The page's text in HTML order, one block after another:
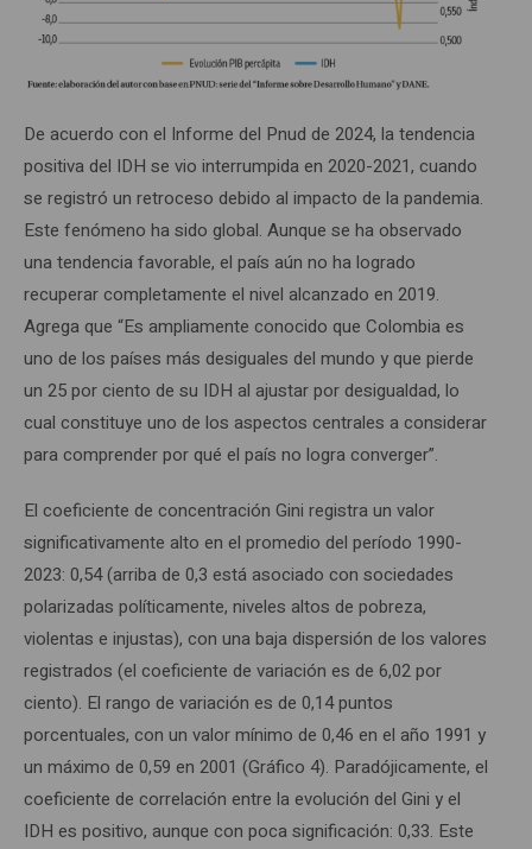
De acuerdo con el Informe del Pnud de 2024, la tendencia
positiva del IDH se vio interrumpida en 2020-2021, cuando
se registró un retroceso debido al impacto de la pandemia.
Este fenómeno ha sido global. Aunque se ha observado
una tendencia favorable, el país aún no ha logrado
recuperar completamente el nivel alcanzado en 2019.
Agrega que “Es ampliamente conocido que Colombia es
uno de los países más desiguales del mundo y que pierde
un 25 por ciento de su IDH al ajustar por desigualdad, lo
cual constituye uno de los aspectos centrales a considerar
para comprender por qué el país no logra converger”.
El coeficiente de concentración Gini registra un valor
significativamente alto en el promedio del período 1990-
2023: 0,54 (arriba de 0,3 está asociado con sociedades
polarizadas políticamente, niveles altos de pobreza,
violentas e injustas), con una baja dispersión de los valores
registrados (el coeficiente de variación es de 6,02 por
ciento). El rango de variación es de 0,14 puntos
porcentuales, con un valor mínimo de 0,46 en el año 1991 y
un máximo de 0,59 en 2001 (Gráfico 4). Paradójicamente, el
coeficiente de correlación entre la evolución del Gini y el
IDH es positivo, aunque con poca significación: 0,33. Este